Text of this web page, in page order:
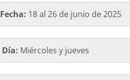
Fecha: 18 al 26 de junio de 2025
Día: Miércoles y jueves